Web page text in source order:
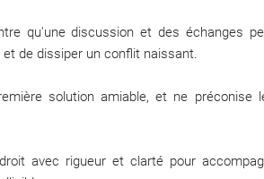
qu'une discussion et des échanges
de dissiper un conflit naissant.
solution amiable, et ne préconise
avec rigueur et clarté pour